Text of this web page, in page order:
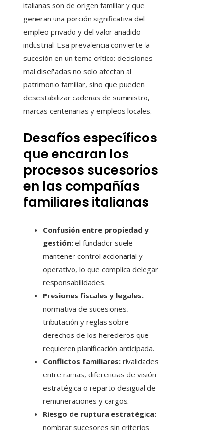
italianas son de origen familiar y que
generan una porción significativa del
empleo privado y del valor añadido
industrial. Esa prevalencia convierte la
sucesión en un tema crítico: decisiones
mal diseñadas no solo afectan al
patrimonio familiar, sino que pueden
desestabilizar cadenas de suministro,
marcas centenarias y empleos locales.
Desafíos específicos
que encaran los
procesos sucesorios
en las compañías
familiares italianas
Confusión entre propiedad y
gestión: el fundador suele
mantener control accionarial y
operativo, lo que complica delegar
responsabilidades.
Presiones fiscales y legales:
normativa de sucesiones,
tributación y reglas sobre
derechos de los herederos que
requieren planificación anticipada.
Conflictos familiares: rivalidades
entre ramas, diferencias de visión
estratégica o reparto desigual de
remuneraciones y cargos.
Riesgo de ruptura estratégica:
nombrar sucesores sin criterios